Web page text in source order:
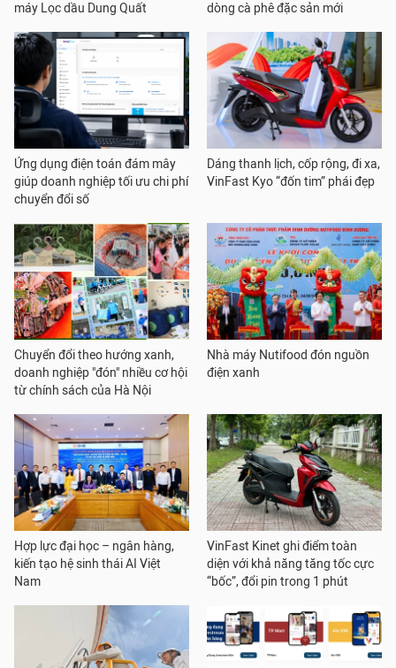
máy Lọc dầu Dung Quất
dòng cà phê đặc sản mới
Ứng dụng điện toán đám mây
giúp doanh nghiệp tối ưu chi phí
chuyển đổi số
Dáng thanh lịch, cốp rộng, đi xa,
VinFast Kyo “đốn tim” phái đẹp
Chuyển đổi theo hướng xanh,
doanh nghiệp "đón" nhiều cơ hội
từ chính sách của Hà Nội
Nhà máy Nutifood đón nguồn
điện xanh
Hợp lực đại học – ngân hàng,
kiến tạo hệ sinh thái AI Việt
Nam
VinFast Kinet ghi điểm toàn
diện với khả năng tăng tốc cực
“bốc”, đổi pin trong 1 phút